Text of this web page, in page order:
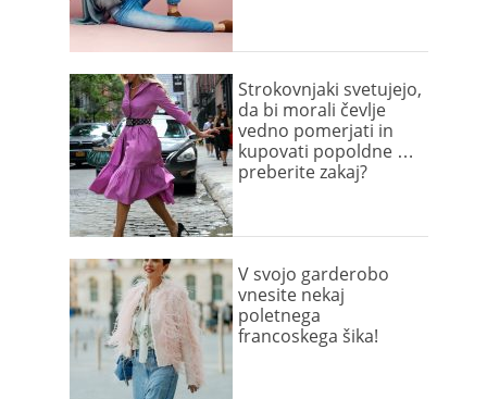
Strokovnjaki svetujejo,
da bi morali čevlje
vedno pomerjati in
kupovati popoldne …
preberite zakaj?
V svojo garderobo
vnesite nekaj
poletnega
francoskega šika!